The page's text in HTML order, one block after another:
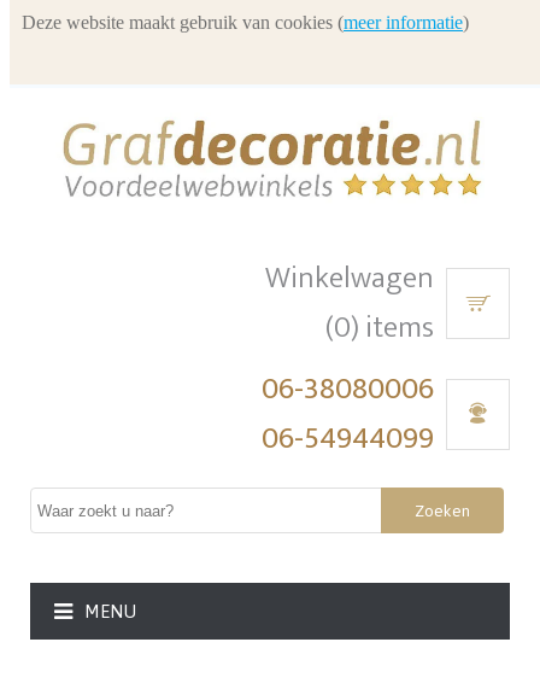
Winkelwagen
(0) items
06-38080006
06-54944099
Zoeken
MENU
Deze website maakt gebruik van cookies (meer informatie)